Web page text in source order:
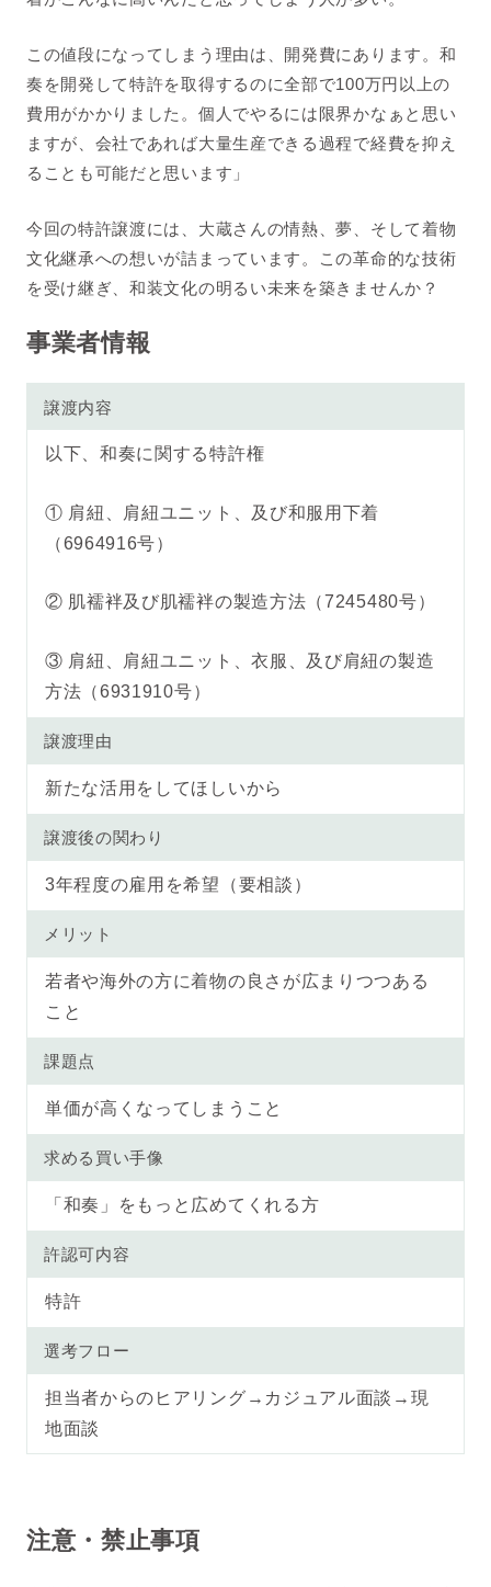
この値段になってしまう理由は、開発費にあります。和
奏を開発して特許を取得するのに全部で100万円以上の
費用がかかりました。個人でやるには限界かなぁと思い
ますが、会社であれば大量生産できる過程で経費を抑え
ることも可能だと思います」
今回の特許譲渡には、大蔵さんの情熱、夢、そして着物
文化継承への想いが詰まっています。この革命的な技術
を受け継ぎ、和装文化の明るい未来を築きませんか？
事業者情報
譲渡内容
以下、和奏に関する特許権
① 肩紐、肩紐ユニット、及び和服用下着
（6964916号）
② 肌襦袢及び肌襦袢の製造方法（7245480号）
③ 肩紐、肩紐ユニット、衣服、及び肩紐の製造
方法（6931910号）
譲渡理由
新たな活用をしてほしいから
譲渡後の関わり
3年程度の雇用を希望（要相談）
メリット
若者や海外の方に着物の良さが広まりつつある
こと
課題点
単価が高くなってしまうこと
求める買い手像
「和奏」をもっと広めてくれる方
許認可内容
特許
選考フロー
担当者からのヒアリング→カジュアル面談→現
地面談
注意・禁止事項